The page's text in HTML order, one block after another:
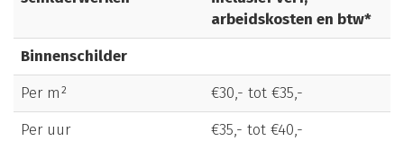
arbeidskosten en btw*
Binnenschilder
Per m²
€30,- tot €35,-
Per uur
€35,- tot €40,-